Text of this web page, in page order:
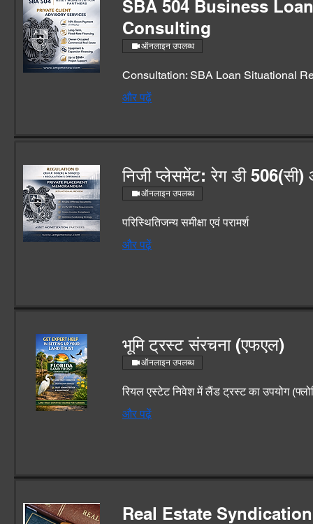
SBA 504 Business Loan
Consulting
ऑनलाइन उपलब्ध
Consultation: SBA Loan Situational
और पढ़ें
निजी प्लेसमेंट: रेग डी
ऑनलाइन उपलब्ध
परिस्थितिजन्य समीक्षा एवं परामर्श
और पढ़ें
भूमि ट्रस्ट संरचना (एफएल)
ऑनलाइन उपलब्ध
रियल एस्टेट निवेश में लैंड ट्रस्ट का उपयोग
और पढ़ें
Real Estate Syndication